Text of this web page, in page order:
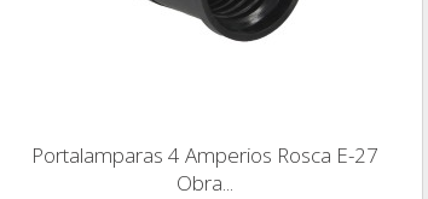
Portalamparas 4 Amperios Rosca E-27
Obra...